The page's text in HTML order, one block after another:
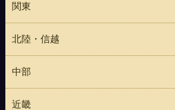
関東
北陸・信越
中部
近畿